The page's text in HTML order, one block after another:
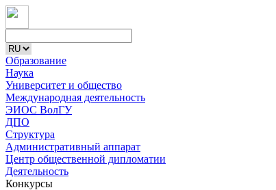
Образование
Наука
Университет и общество
Международная деятельность
ЭИОС ВолГУ
ДПО
Структура
Административный аппарат
Центр общественной дипломатии
Деятельность
Конкурсы